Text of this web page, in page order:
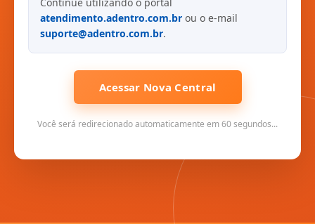
atendimento.adentro.com.br ou o e-mail
suporte@adentro.com.br.
Acessar Nova Central
Você será redirecionado automaticamente em 60 segundos...